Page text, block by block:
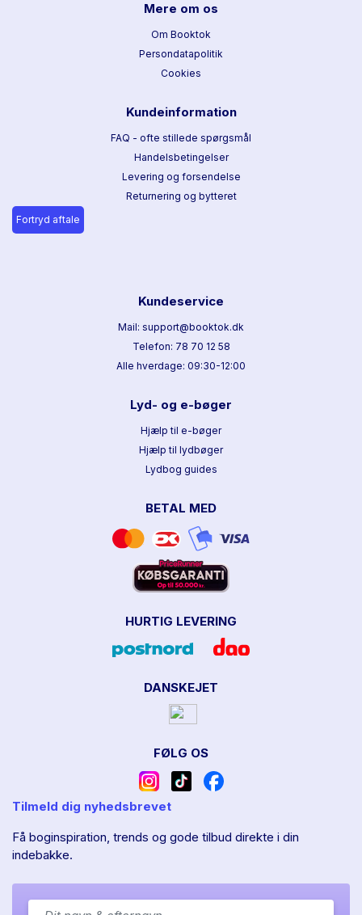
Mere om os
Om Booktok
Persondatapolitik
Cookies
Kundeinformation
FAQ - ofte stillede spørgsmål
Handelsbetingelser
Levering og forsendelse
Returnering og bytteret
Fortryd aftale
Kundeservice
Mail: support@booktok.dk
Telefon: 78 70 12 58
Alle hverdage: 09:30-12:00
Lyd- og e-bøger
Hjælp til e-bøger
Hjælp til lydbøger
Lydbog guides
BETAL MED
HURTIG LEVERING
DANSKEJET
FØLG OS
Tilmeld dig nyhedsbrevet
Få boginspiration, trends og gode tilbud direkte i din
indebakke.